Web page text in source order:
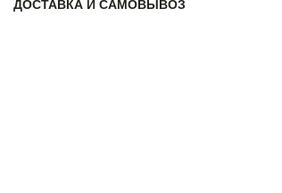
ДОСТАВКА И САМОВЫВОЗ